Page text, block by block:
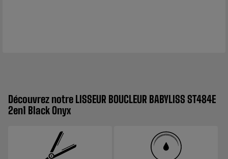
Découvrez notre LISSEUR BOUCLEUR BABYLISS ST484E
2en1 Black Onyx